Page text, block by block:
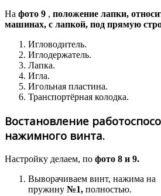
На фото 9 , положение лапки,
машинах, с лапкой, под прямую
Игловодитель.
Иглодержатель.
Лапка.
Игла.
Игольная пластина.
Транспортёрная колодка.
Востановление
нажимного винта.
Настройку делаем, по фото 8 и 9.
Выворачиваем винт, нажима на
пружину №1, полностью.